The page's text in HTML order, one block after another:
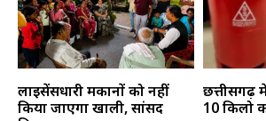
लाइसेंसधारी मकानों को नहीं
किया जाएगा खाली, सांसद
छत्तीसगढ़
10 किलो